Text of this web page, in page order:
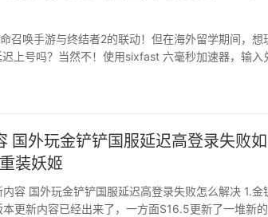
召唤手游与终结者2的联动！但在海外留学期间，想
上号吗？当然不！使用sixfast 六毫秒加速器，输入
国外玩金铲铲国服延迟高登录失败
装妖姬